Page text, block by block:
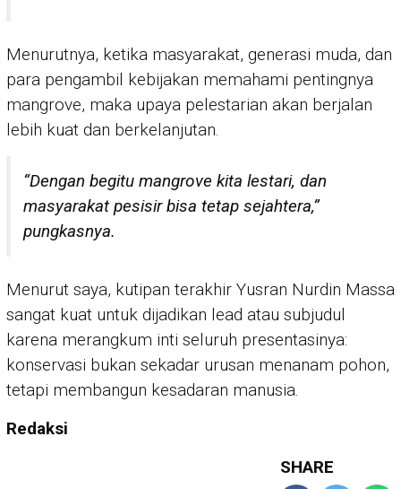
Menurutnya, ketika masyarakat, generasi muda, dan
para pengambil kebijakan memahami pentingnya
mangrove, maka upaya pelestarian akan berjalan
lebih kuat dan berkelanjutan.
“Dengan begitu mangrove kita lestari, dan
masyarakat pesisir bisa tetap sejahtera,”
pungkasnya.
Menurut saya, kutipan terakhir Yusran Nurdin Massa
sangat kuat untuk dijadikan lead atau subjudul
karena merangkum inti seluruh presentasinya:
konservasi bukan sekadar urusan menanam pohon,
tetapi membangun kesadaran manusia.
Redaksi
SHARE